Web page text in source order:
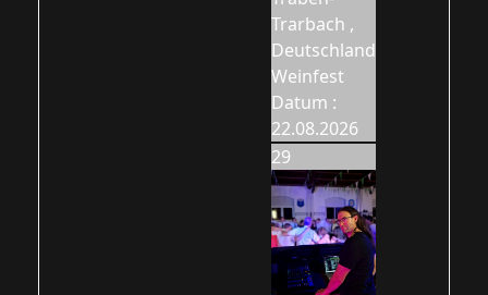
Trarbach ,
Deutschland
Weinfest
Datum :
22.08.2026
29